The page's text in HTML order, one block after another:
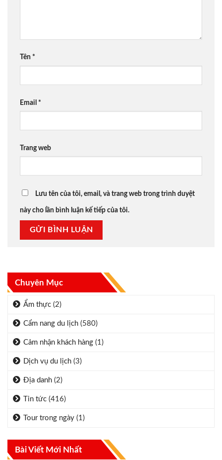
Chuyên Mục
Ẩm thực (2)
Cẩm nang du lịch (580)
Cảm nhận khách hàng (1)
Dịch vụ du lịch (3)
Địa danh (2)
Tin tức (416)
Tour trong ngày (1)
Bài Viết Mới Nhất
Tên *
Email *
Trang web
Lưu tên của tôi, email, và trang web trong trình duyệt
này cho lần bình luận kế tiếp của tôi.